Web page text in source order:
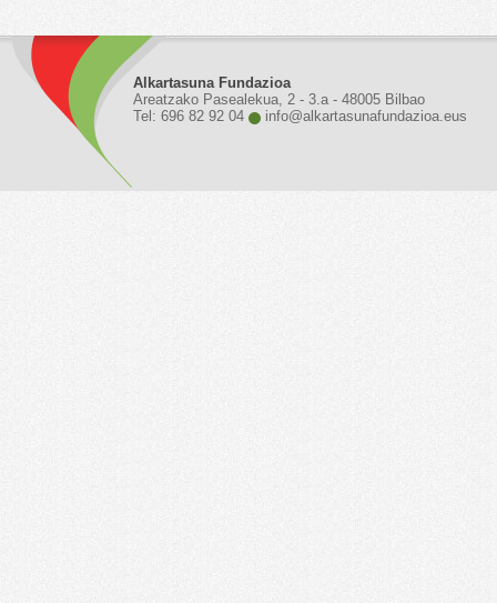
Alkartasuna Fundazioa
Areatzako Pasealekua, 2 - 3.a - 48005 Bilbao
Tel: 696 82 92 04
info@alkartasunafundazioa.eus